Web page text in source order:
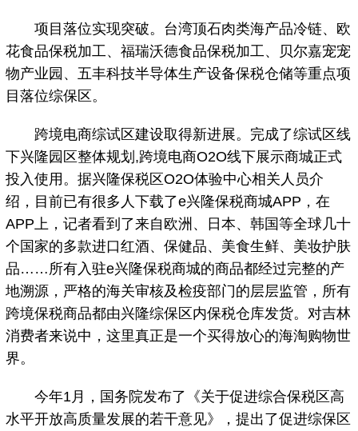
项目落位实现突破。台湾顶石肉类海产品冷链、欧
花食品保税加工、福瑞沃德食品保税加工、贝尔嘉宠宠
物产业园、五丰科技半导体生产设备保税仓储等重点项
目落位综保区。
跨境电商综试区建设取得新进展。完成了综试区线
下兴隆园区整体规划,跨境电商O2O线下展示商城正式
投入使用。据兴隆保税区O2O体验中心相关人员介
绍，目前已有很多人下载了e兴隆保税商城APP，在
APP上，记者看到了来自欧洲、日本、韩国等全球几十
个国家的多款进口红酒、保健品、美食生鲜、美妆护肤
品……所有入驻e兴隆保税商城的商品都经过完整的产
地溯源，严格的海关审核及检疫部门的层层监管，所有
跨境保税商品都由兴隆综保区内保税仓库发货。对吉林
消费者来说中，这里真正是一个买得放心的海淘购物世
界。
今年1月，国务院发布了《关于促进综合保税区高
水平开放高质量发展的若干意见》，提出了促进综保区